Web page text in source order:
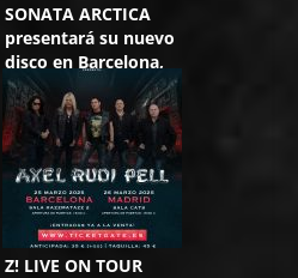
SONATA ARCTICA
presentará su nuevo
disco en Barcelona,
Madrid y Pamplona
Z! LIVE ON TOUR